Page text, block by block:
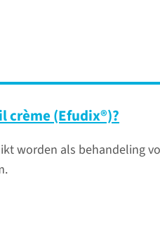
crème (Efudix®)?
worden als behandeling